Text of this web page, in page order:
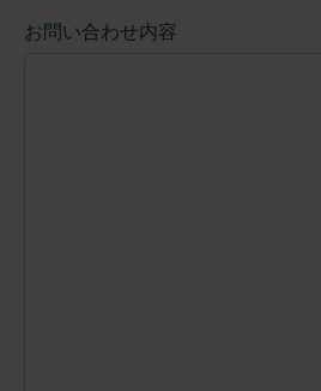
お問い合わせ内容